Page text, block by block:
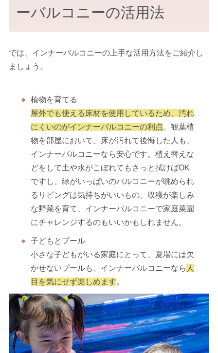
ーバルコニーの活用法
では、インナーバルコニーの上手な活用方法をご紹介し
ましょう。
植物を育てる
屋外でも使える床材を使用しているため、汚れ
にくいのがインナーバルコニーの利点。観葉植
物を部屋において、床が汚れて後悔した人も、
インナーバルコニーなら安心です。植え替えな
どをして土や水がこぼれてもさっと拭けばOK
ですし、緑がいっぱいのバルコニーが眺められ
るリビングは気持ちがいいもの。収穫が楽しみ
な野菜を育て、インナーバルコニーで家庭菜園
にチャレンジするのもいいかもしれません。
子どもとプール
小さな子どもがいる家庭にとって、夏場には欠
かせないプールも、インナーバルコニーなら 人
目を気にせず楽しめます。